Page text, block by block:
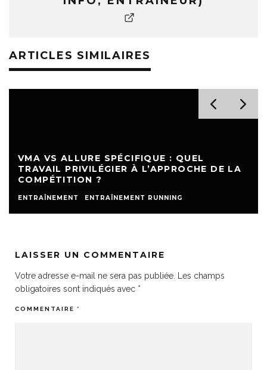
ARTICLES SIMILAIRES
VMA VS ALLURE SPÉCIFIQUE : QUEL
TRAVAIL PRIVILÉGIER À L’APPROCHE DE LA
COMPÉTITION ?
ENTRAÎNEMENT ENTRAÎNEMENT RUNNING
LAISSER UN COMMENTAIRE
Votre adresse e-mail ne sera pas publiée. Les champs
obligatoires sont indiqués avec *
COMMENTAIRE *